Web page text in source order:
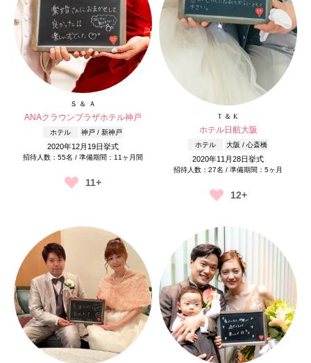
Ｓ ＆ Ａ
ANAクラウンプラザホテル神戸
ホテル 神戸 / 新神戸
2020年12月19日挙式
招待人数：55名 / 準備期間：11ヶ月間
11+
T ＆ K
ホテル日航大阪
ホテル 大阪 / 心斎橋
2020年11月28日挙式
招待人数：27名 / 準備期間：5ヶ月
12+